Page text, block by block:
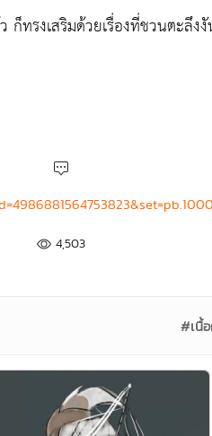
ก็ทรงเสริมด้วยเรื่องที่ชวนตะลึ
4,503
#เนื้